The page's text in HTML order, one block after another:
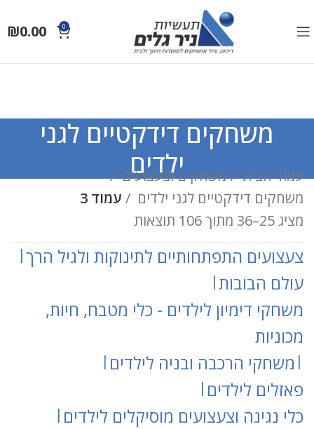
0
₪0.00
משחקים דידקטיים לגני
ילדים
עמוד הבית
משחקים וצעצועים
משחקים דידקטיים לגני ילדים
עמוד 3
מציג 25–36 מתוך 106 תוצאות
צעצועים התפתחותיים לתינוקות ולגיל הרך|
עולם הבובות|
משחקי דימיון לילדים - כלי מטבח, חיות,
מכוניות
| משחקי הרכבה ובניה לילדים |
פאזלים לילדים |
כלי נגינה וצעצועים מוסיקלים לילדים |